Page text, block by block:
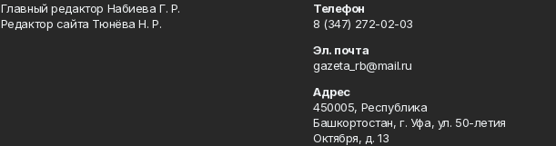
Главный редактор Набиева Г. Р.
Редактор сайта Тюнёва Н. Р.
Телефон
8 (347) 272-02-03
Эл. почта
gazeta_rb@mail.ru
Адрес
450005, Республика
Башкортостан, г. Уфа, ул. 50-летия
Октября, д. 13